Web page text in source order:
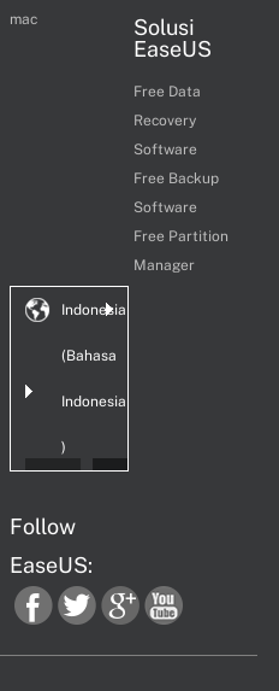
mac
Solusi
EaseUS
Free Data
Recovery
Software
Free Backup
Software
Free Partition
Manager
Indonesia
(Bahasa
Indonesia
)
Follow
EaseUS:
fac twi goo you